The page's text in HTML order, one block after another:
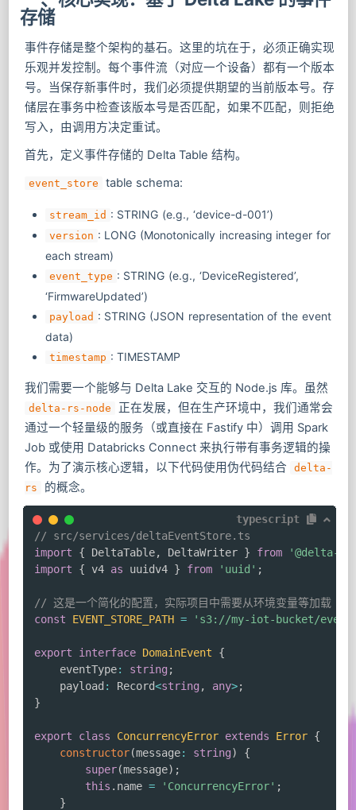
存储
事件存储是整个架构的基石。这里的坑在于，必须正确实现
乐观并发控制。每个事件流（对应一个设备）都有一个版本
号。当保存新事件时，我们必须提供期望的当前版本号。存
储层在事务中检查该版本号是否匹配，如果不匹配，则拒绝
写入，由调用方决定重试。
首先，定义事件存储的 Delta Table 结构。
event_store table schema:
stream_id : STRING (e.g., ‘device-d-001’)
version : LONG (Monotonically increasing integer for
each stream)
event_type : STRING (e.g., ‘DeviceRegistered’,
‘FirmwareUpdated’)
payload : STRING (JSON representation of the event
data)
timestamp : TIMESTAMP
我们需要一个能够与 Delta Lake 交互的 Node.js 库。虽然
delta-rs-node
正在发展，但在生产环境中，我们通常会
通过一个轻量级的服务（或直接在 Fastify 中）调用 Spark
Job 或使用 Databricks Connect 来执行带有事务逻辑的操
作。为了演示核心逻辑，以下代码使用伪代码结合
delta-
rs
的概念。
typescript
// src/services/deltaEventStore.ts
import
{ DeltaTable, DeltaWriter } from
'@delta-
import
{ v4 as uuidv4 } from 'uuid' ;
// 这是一个简化的配置，实际项目中需要从环境变量等加载
const
EVENT_STORE_PATH = 's3://my-iot-bucket/
export interface DomainEvent
{
    eventType
: string ;
    payload
: Record<string , any>;
}
export class ConcurrencyError extends Error {
constructor(message: string)
{
super(message) ;
this . name = 'ConcurrencyError' ;
}